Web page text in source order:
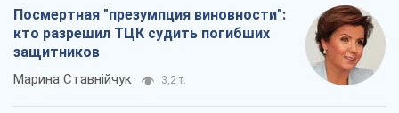
Посмертная "презумпция виновности":
кто разрешил ТЦК судить погибших
защитников
Марина Ставнійчук 3,2 т.